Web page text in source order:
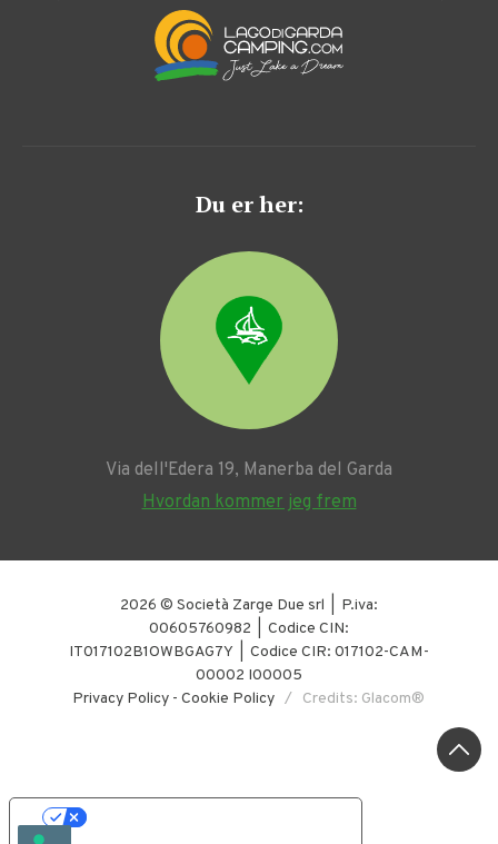
Du er her:
Via dell'Edera 19, Manerba del Garda
Hvordan kommer jeg frem
2026 © Società Zarge Due srl | P.iva:
00605760982 | Codice CIN:
IT017102B1OWBGAG7Y | Codice CIR: 017102-CAM-
00002 I00005
Privacy Policy -Cookie Policy / Credits: Glacom®
YOUR PRIVACY CHOICES